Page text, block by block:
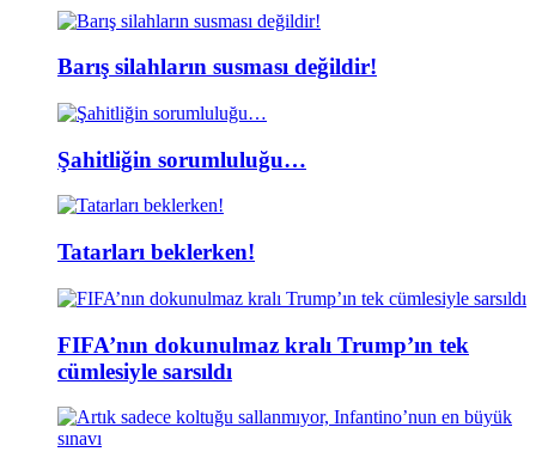
Barış silahların susması değildir!
Şahitliğin sorumluluğu…
Tatarları beklerken!
FIFA’nın dokunulmaz kralı Trump’ın tek
cümlesiyle sarsıldı